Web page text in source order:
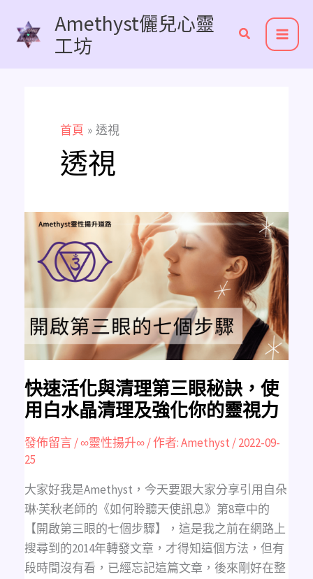
Amethyst儷兒心靈
工坊
首頁 透視
透視
快速活化與清理第三眼秘訣，使
用白水晶清理及強化你的靈視力
發佈留言/∞靈性揚升∞/ 作者:Amethyst /2022-09-
25
大家好我是Amethyst，今天要跟大家分享引用自朵
琳·芙秋老師的《如何聆聽天使訊息》第8章中的
【開啟第三眼的七個步驟】，這是我之前在網路上
搜尋到的2014年轉發文章，才得知這個方法，但有
段時間沒有看，已經忘記這篇文章，後來剛好在整
快
速
與
清
理
訣，
使
用
水
清
理
及
強
化
的
靈